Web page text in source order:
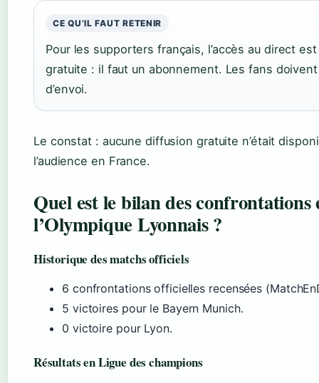
CE QU’IL FAUT RETENIR
Pour les supporters français, l’accès au direct
gratuite : il faut un abonnement. Les fans
d’envoi.
Le constat : aucune diffusion gratuite n’était
l’audience en France.
Quel est le bilan des
l’Olympique Lyonnais ?
Historique des matchs officiels
6 confrontations officielles recensées
5 victoires pour le Bayern Munich.
0 victoire pour Lyon.
Résultats en Ligue des champions